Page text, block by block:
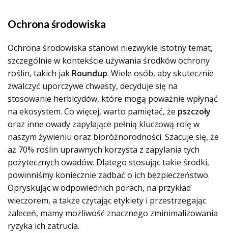
Ochrona środowiska
Ochrona środowiska stanowi niezwykle istotny temat,
szczególnie w kontekście używania środków ochrony
roślin, takich jak Roundup. Wiele osób, aby skutecznie
zwalczyć uporczywe chwasty, decyduje się na
stosowanie herbicydów, które mogą poważnie wpłynąć
na ekosystem. Co więcej, warto pamiętać, że pszczoły
oraz inne owady zapylające pełnią kluczową rolę w
naszym żywieniu oraz bioróżnorodności. Szacuje się, że
aż 70% roślin uprawnych korzysta z zapylania tych
pożytecznych owadów. Dlatego stosując takie środki,
powinniśmy koniecznie zadbać o ich bezpieczeństwo.
Opryskując w odpowiednich porach, na przykład
wieczorem, a także czytając etykiety i przestrzegając
zaleceń, mamy możliwość znacznego zminimalizowania
ryzyka ich zatrucia.